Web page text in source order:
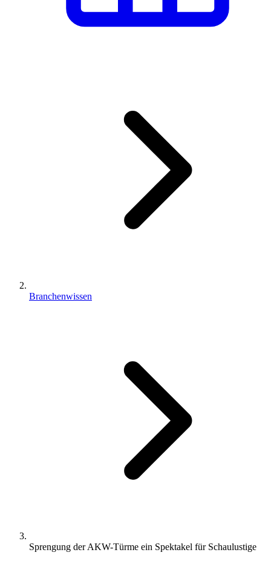
Branchenwissen
Sprengung der AKW-Türme ein Spektakel für Schaulustige